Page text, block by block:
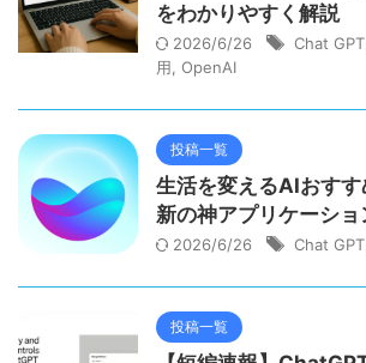
をわかりやすく解説
2026/6/26 Chat GPT
用 OpenAI
投稿一覧
生活を変えるAIおす
新の神アプリケーショ
2026/6/26 Chat GPT
投稿一覧